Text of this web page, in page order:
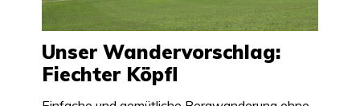
Unser Wandervorschlag:
Fiechter Köpfl